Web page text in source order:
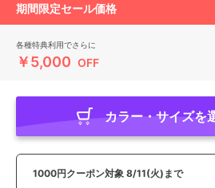
期間限定セール価格
各種特典利用でさらに
￥5,000 OFF
カラー・サイズを
1000円クーポン対象 8/11(火)まで